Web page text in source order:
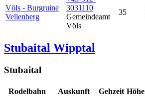
Völs - Burgruine
Vellenberg
3031110
Gemeindeamt
Völs
35
Stubaital Wipptal
Stubaital
Rodelbahn Auskunft Gehzeit Höhe